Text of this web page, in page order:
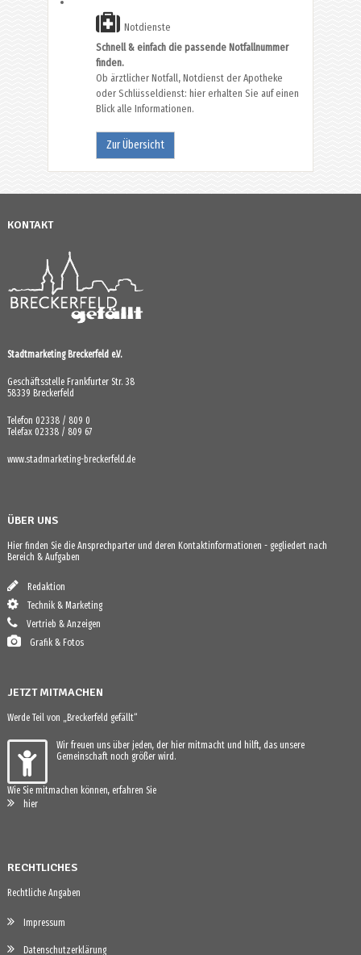
Notdienste
Schnell & einfach die passende Notfallnummer
finden.
Ob ärztlicher Notfall, Notdienst der Apotheke
oder Schlüsseldienst: hier erhalten Sie auf einen
Blick alle Informationen.
Zur Übersicht
KONTAKT
Stadtmarketing Breckerfeld e.V.
Geschäftsstelle Frankfurter Str. 38
58339 Breckerfeld
Telefon 02338 / 809 0
Telefax 02338 / 809 67
www.stadmarketing-breckerfeld.de
ÜBER UNS
Hier finden Sie die Ansprechparter und deren Kontaktinformationen - gegliedert nach
Bereich & Aufgaben
Redaktion
Technik & Marketing
Vertrieb & Anzeigen
Grafik & Fotos
JETZT MITMACHEN
Werde Teil von „Breckerfeld gefällt“
Wir freuen uns über jeden, der hier mitmacht und hilft, das unsere
Gemeinschaft noch größer wird.
Wie Sie mitmachen können, erfahren Sie
hier
RECHTLICHES
Rechtliche Angaben
Impressum
Datenschutzerklärung